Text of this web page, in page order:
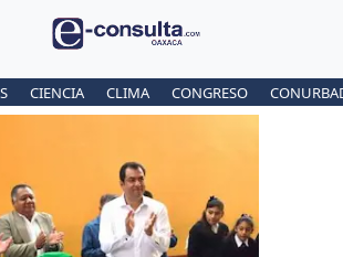
CIENCIA CLIMA CONGRESO